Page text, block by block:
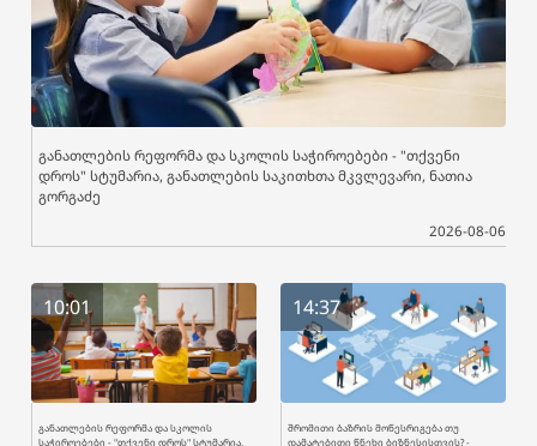
განათლების რეფორმა და სკოლის საჭიროებები - "თქვენი
დროს" სტუმარია, განათლების საკითხთა მკვლევარი, ნათია
გორგაძე
2026-08-06
10:01
განათლების რეფორმა და სკოლის
საჭიროებები - "თქვენი დროს" სტუმარია,
14:37
შრომითი ბაზრის მოწესრიგება თუ
დამატებითი წნეხი ბიზნესისთვის? -